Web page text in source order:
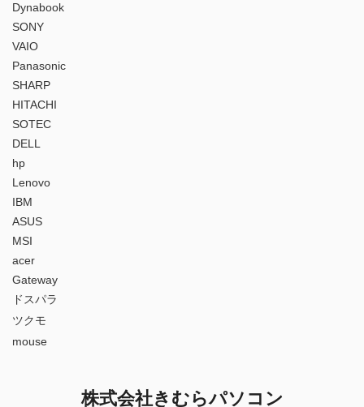
Dynabook
SONY
VAIO
Panasonic
SHARP
HITACHI
SOTEC
DELL
hp
Lenovo
IBM
ASUS
MSI
acer
Gateway
ドスパラ
ツクモ
mouse
株式会社きむらパソコン